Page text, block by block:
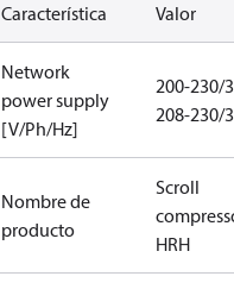
Característica Valor
Network
power supply
[V/Ph/Hz]
200-230/
208-230/
Nombre de
producto
Scroll
HRH